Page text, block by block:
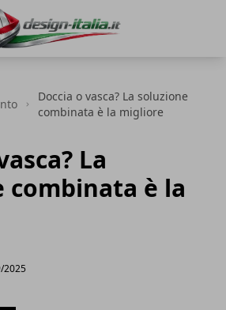
Doccia o vasca? La soluzione
combinata è la migliore
La
combinata è la
2025